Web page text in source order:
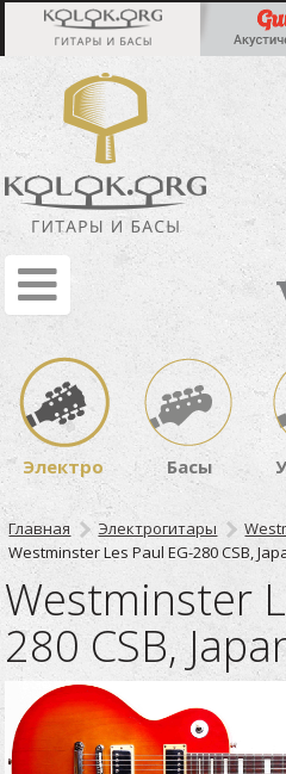
Электро Басы
Главная Электрогитары
Westminster Les Paul EG-280 CSB,
Westminster
280 CSB,